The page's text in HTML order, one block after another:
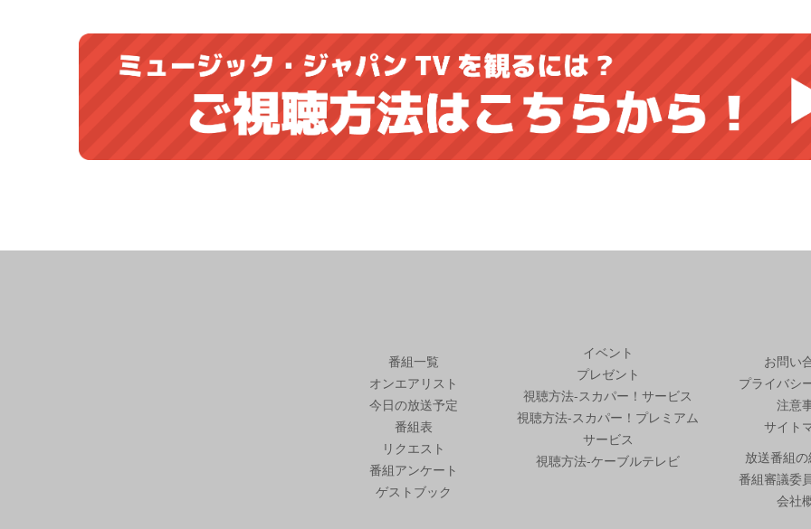
番組一覧
オンエアリスト
今日の放送予定
番組表
リクエスト
番組アンケート
ゲストブック
イベント
プレゼント
視聴方法-スカパー！サービス
視聴方法-スカパー！プレミアム
サービス
視聴方法-ケーブルテレビ
お問い
プライバシ
注意
サイト
放送番組
番組審議委
会社